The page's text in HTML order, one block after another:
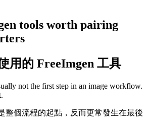
tools worth pairing
用的 FreeImgen 工具
not the first step in an image workflow.
整個流程的起點，反而更常發生在最後